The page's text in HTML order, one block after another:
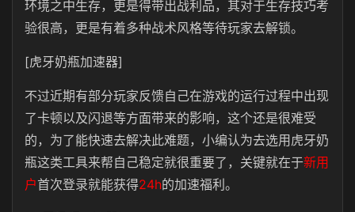
环境之中生存，更是得带出战利品，其对于生存技巧考
验很高，更是有着多种战术风格等待玩家去解锁。
[虎牙奶瓶加速器]
不过近期有部分玩家反馈自己在游戏的运行过程中出现
了卡顿以及闪退等方面带来的影响，这个还是很难受
的，为了能快速去解决此难题，小编认为去选用虎牙奶
瓶这类工具来帮自己稳定就很重要了，关键就在于新用
户首次登录就能获得24h的加速福利。